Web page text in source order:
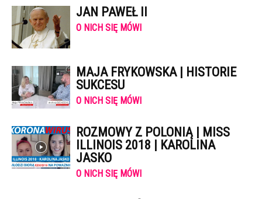
JAN PAWEŁ II
O NICH SIĘ MÓWI
MAJA FRYKOWSKA | HISTORIE
SUKCESU
O NICH SIĘ MÓWI
ROZMOWY Z POLONIĄ | MISS
ILLINOIS 2018 | KAROLINA
JASKO
O NICH SIĘ MÓWI